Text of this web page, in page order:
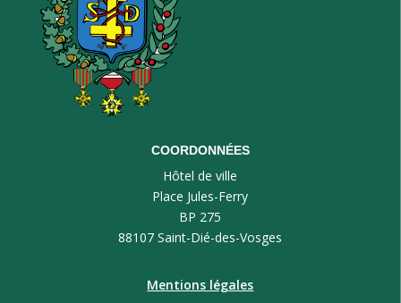
COORDONNÉES
Hôtel de ville
Place Jules-Ferry
BP 275
88107 Saint-Dié-des-Vosges
Mentions légales